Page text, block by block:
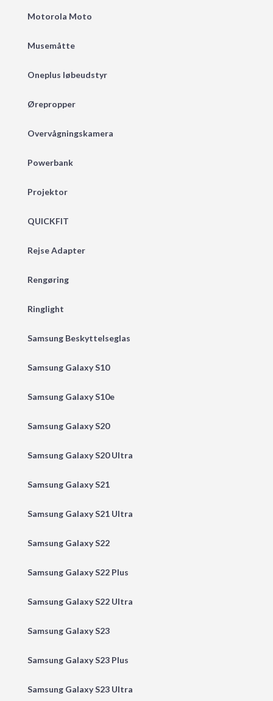
Motorola Moto
Musemåtte
Oneplus løbeudstyr
Ørepropper
Overvågningskamera
Powerbank
Projektor
QUICKFIT
Rejse Adapter
Rengøring
Ringlight
Samsung Beskyttelseglas
Samsung Galaxy S10
Samsung Galaxy S10e
Samsung Galaxy S20
Samsung Galaxy S20 Ultra
Samsung Galaxy S21
Samsung Galaxy S21 Ultra
Samsung Galaxy S22
Samsung Galaxy S22 Plus
Samsung Galaxy S22 Ultra
Samsung Galaxy S23
Samsung Galaxy S23 Plus
Samsung Galaxy S23 Ultra